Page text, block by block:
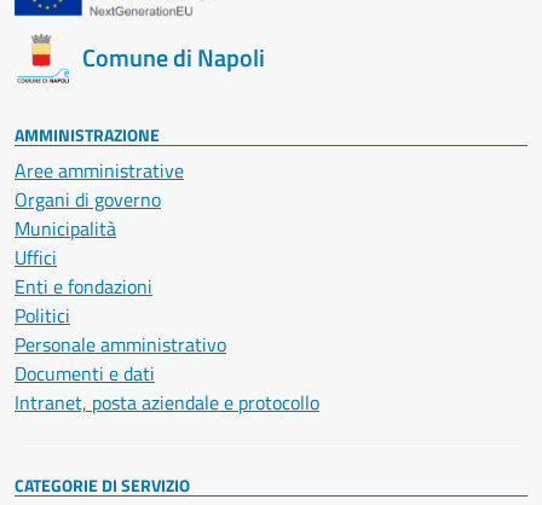
Comune di Napoli
AMMINISTRAZIONE
Aree amministrative
Organi di governo
Municipalità
Uffici
Enti e fondazioni
Politici
Personale amministrativo
Documenti e dati
Intranet, posta aziendale e protocollo
CATEGORIE DI SERVIZIO